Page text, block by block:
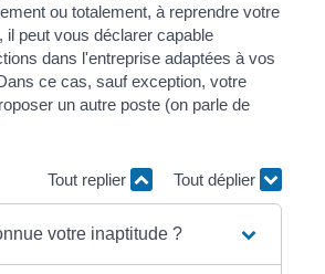
ou totalement, à reprendre votre
il peut vous déclarer capable
dans l'entreprise adaptées à vos
ce cas, sauf exception, votre
un autre poste (on parle de
Tout replier Tout déplier
votre inaptitude ?